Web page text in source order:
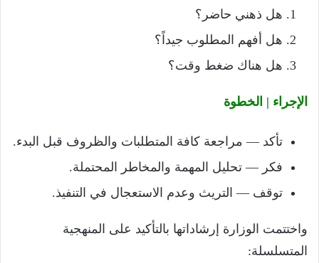
هل ذهني حاضر؟
هل أفهم المطلوب جيداً؟
هل هناك ضغط وقت؟
الإجراء | الخطوة
تأكد — مراجعة كافة المتطلبات والظروف قبل البدء.
فكر — تحليل المهمة والمخاطر المحتملة.
توقف — التريث وعدم الاستعجال في التنفيذ.
واختتمت الوزارة إرشاداتها بالتأكيد على المنهجية
المتسلسلة: